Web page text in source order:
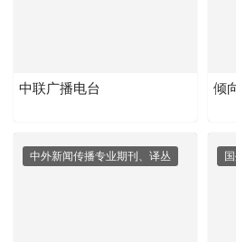
中联广播电台 倾
中外新闻传播专业期刊、译丛